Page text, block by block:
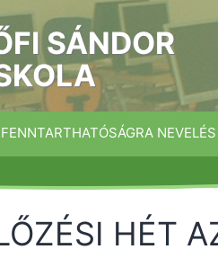
SÁNDOR
FENNTARTHATÓSÁGRA NEVELÉS
HÉT